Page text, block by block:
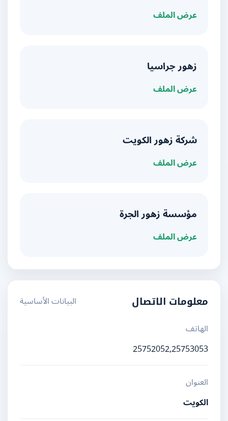
عرض الملف
زهور جراسيا
عرض الملف
شركة زهور الكويت
عرض الملف
مؤسسة زهور الجرة
عرض الملف
معلومات الاتصال
البيانات الأساسية
الهاتف
25752052,25753053
العنوان
الكويت